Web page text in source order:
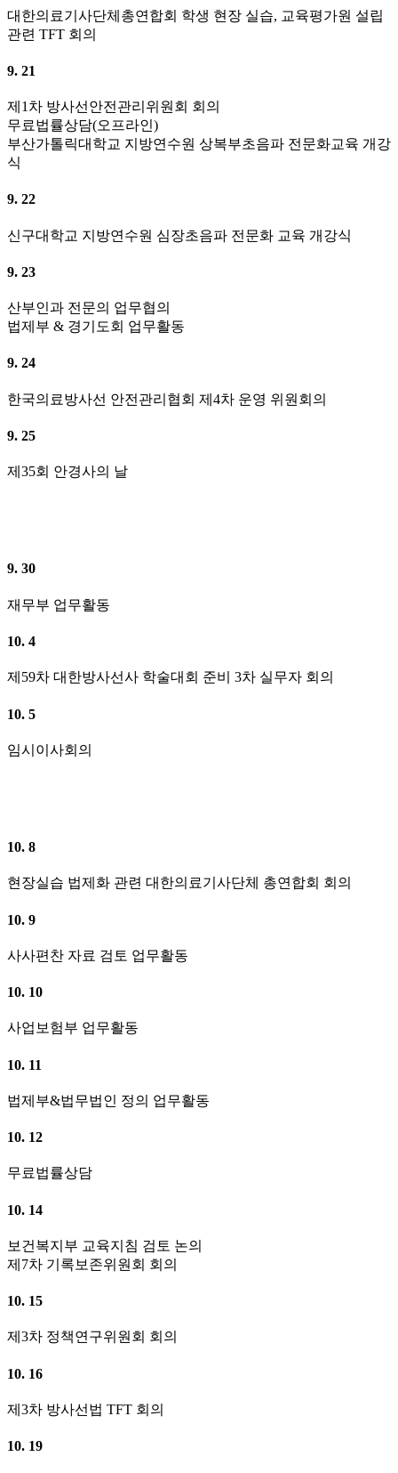
대한의료기사단체총연합회 학생 현장 실습, 교육평가원 설립
관련 TFT 회의
9. 21
제1차 방사선안전관리위원회 회의
무료법률상담(오프라인)
부산가톨릭대학교 지방연수원 상복부초음파 전문화교육 개강
식
9. 22
신구대학교 지방연수원 심장초음파 전문화 교육 개강식
9. 23
산부인과 전문의 업무협의
법제부 & 경기도회 업무활동
9. 24
한국의료방사선 안전관리협회 제4차 운영 위원회의
9. 25
제35회 안경사의 날
9. 30
재무부 업무활동
10. 4
제59차 대한방사선사 학술대회 준비 3차 실무자 회의
10. 5
임시이사회의
10. 8
현장실습 법제화 관련 대한의료기사단체 총연합회 회의
10. 9
사사편찬 자료 검토 업무활동
10. 10
사업보험부 업무활동
10. 11
법제부&법무법인 정의 업무활동
10. 12
무료법률상담
10. 14
보건복지부 교육지침 검토 논의
제7차 기록보존위원회 회의
10. 15
제3차 정책연구위원회 회의
10. 16
제3차 방사선법 TFT 회의
10. 19